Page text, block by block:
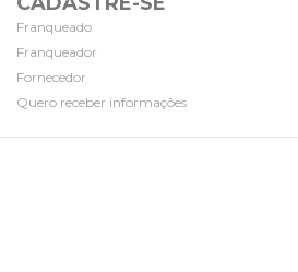
Franqueado
Franqueador
Fornecedor
Quero receber informações